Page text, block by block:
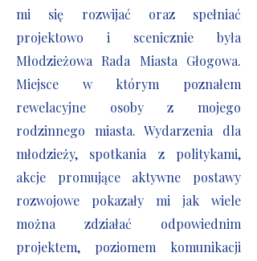
mi się rozwijać oraz spełniać
projektowo i scenicznie była
Młodzieżowa Rada Miasta Głogowa.
Miejsce w którym poznałem
rewelacyjne osoby z mojego
rodzinnego miasta. Wydarzenia dla
młodzieży, spotkania z politykami,
akcje promujące aktywne postawy
rozwojowe pokazały mi jak wiele
można zdziałać odpowiednim
projektem, poziomem komunikacji